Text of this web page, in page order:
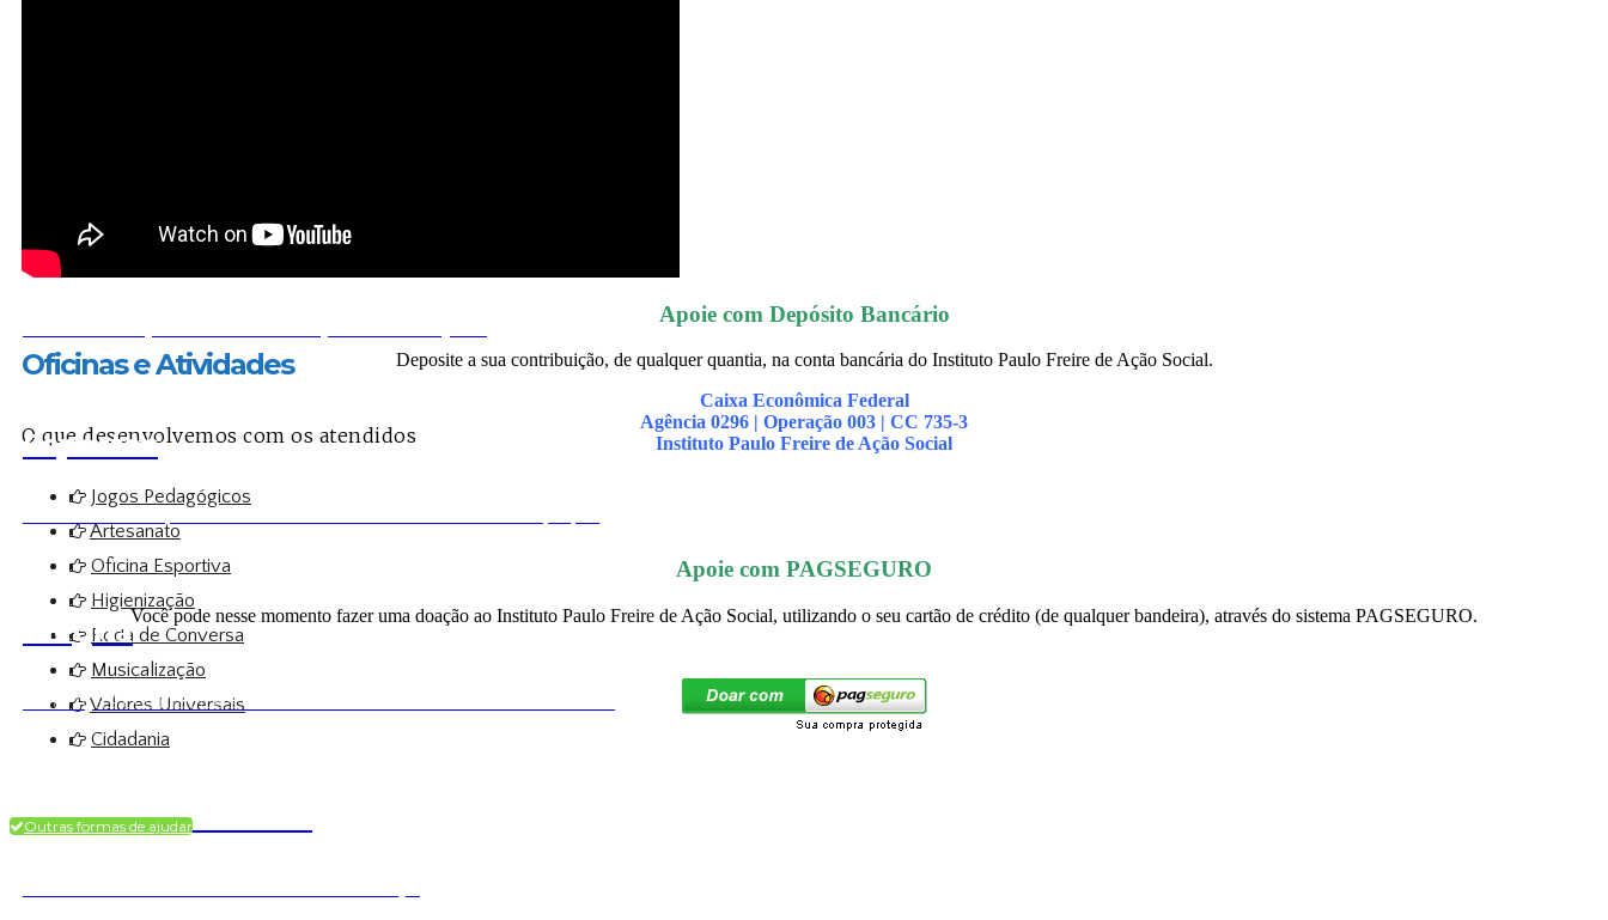
Oficinas e Atividades
O que desenvolvemos com os atendidos
Jogos Pedagógicos
Artesanato
Oficina Esportiva
Higienização
Roda de Conversa
Musicalização
Valores Universais
Cidadania
Alimentaçao
Esportes
As oficinas esportivas ensinam o trabalho em equipe
Alegria
Crianças confiantes e orientadas em valores universais
Trabalhos Manuais
Apoie com Depósito Bancário
Deposite a sua contribuição, de qualquer quantia, na conta bancária do Instituto Paulo Freire de Ação Social.
Caixa Econômica Federal
Agência 0296 | Operação 003 | CC 735-3
Instituto Paulo Freire de Ação Social
Apoie com PAGSEGURO
Você pode nesse momento fazer uma doação ao Instituto Paulo Freire de Ação Social, utilizando o seu cartão de crédito (de qualquer bandeira), através do sistema PAGSEGURO.
Outras formas de ajudar